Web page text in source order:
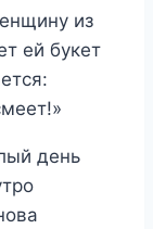
из
ей букет
день